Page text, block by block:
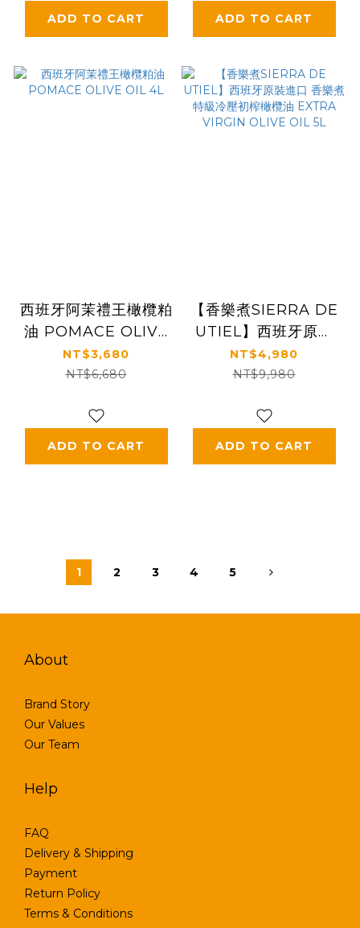
ADD TO CART ADD TO CART
西班牙阿茉禮王橄欖粕
油 POMACE OLIVE
OIL 4L
NT$3,680
NT$6,680
ADD TO CART
【香樂煮SIERRA DE
UTIEL】西班牙原裝
進口 香樂煮特級冷壓
初榨橄欖油 EXTRA
5L
NT$4,980
NT$9,980
ADD TO CART
1 2 3 4 5
About
Brand Story
Our Values
Our Team
Help
FAQ
Delivery & Shipping
Payment
Return Policy
Terms & Conditions